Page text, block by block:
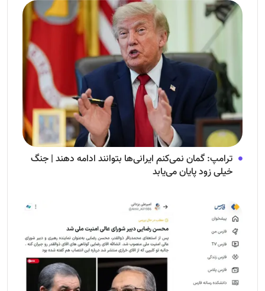
ترامپ: گمان نمی‌کنم ایرانی‌ها بتوانند ادامه دهند | جنگ
خیلی زود پایان می‌یابد